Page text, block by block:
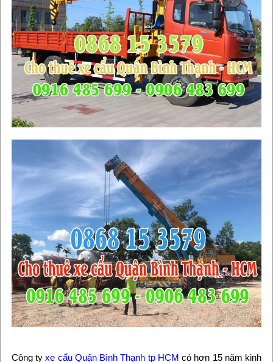
Công tyxe cẩu Quận Bình Thạnh tp HCM có hơn 15 năm kinh